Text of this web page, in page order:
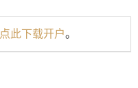
点此下载开户。